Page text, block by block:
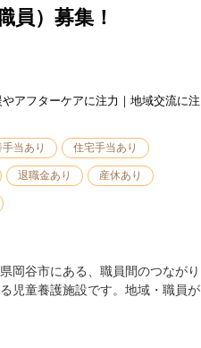
員）募集！
アフターケアに注力｜地域交流に注
当あり 住宅手当あり
退職金あり 産休あり
岡谷市にある、職員間のつながり
児童養護施設です。地域・職員が